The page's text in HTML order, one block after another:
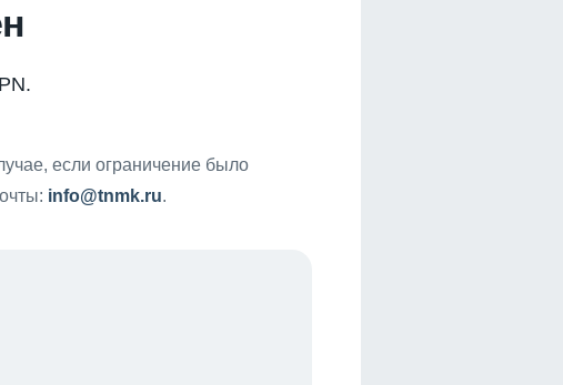
если ограничение было
info@tnmk.ru.